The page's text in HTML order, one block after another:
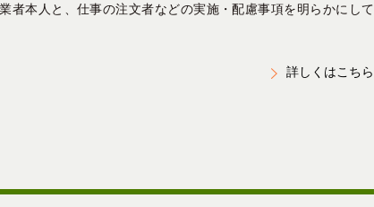
者本人と、仕事の注文者などの実施・配慮事項を明らかにして
詳しくはこちら